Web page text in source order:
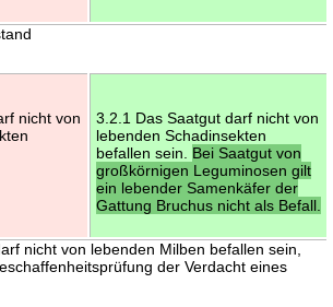
nicht von
3.2.1 Das Saatgut darf nicht von
lebenden Schadinsekten
befallen sein. Bei Saatgut von
großkörnigen Leguminosen gilt
ein lebender Samenkäfer der
Gattung Bruchus nicht als Befall.
nicht von lebenden Milben befallen sein,
der Verdacht eines